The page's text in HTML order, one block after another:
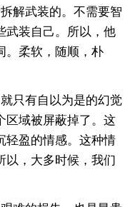
解武装的。不需要智
武装自己。所以，他
。柔软，随顺，朴
只有自以为是的幻觉
区域被屏蔽掉了。这
轻盈的情感。这种情
以，大多时候，我们